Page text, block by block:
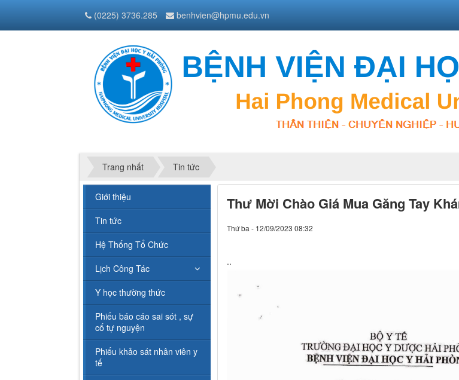
(0225) 3736.285 benhvien@hpmu.edu.vn
Trang nhất Tin tức
Thư Mời Chào Giá Mua Găng Tay
Thứ ba - 12/09/2023 08:32
..
Giới thiệu
Tin tức
Hệ Thống Tổ Chức
Lịch Công Tác
Y học thường thức
Phiếu báo cáo sai sót , sự
cố tự nguyện
Phiếu khảo sát nhân viên y
tế